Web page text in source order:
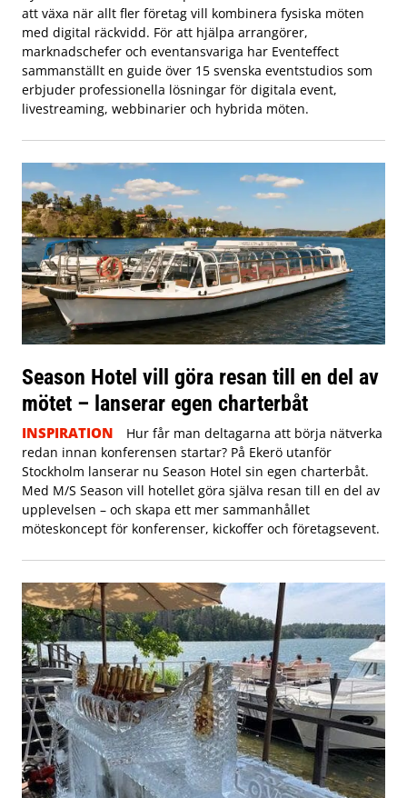
att växa när allt fler företag vill kombinera fysiska möten
med digital räckvidd. För att hjälpa arrangörer,
marknadschefer och eventansvariga har Eventeffect
sammanställt en guide över 15 svenska eventstudios som
erbjuder professionella lösningar för digitala event,
livestreaming, webbinarier och hybrida möten.
Season Hotel vill göra resan till en del av
mötet – lanserar egen charterbåt
INSPIRATION
Hur får man deltagarna att börja nätverka
redan innan konferensen startar? På Ekerö utanför
Stockholm lanserar nu Season Hotel sin egen charterbåt.
Med M/S Season vill hotellet göra själva resan till en del av
upplevelsen – och skapa ett mer sammanhållet
möteskoncept för konferenser, kickoffer och företagsevent.